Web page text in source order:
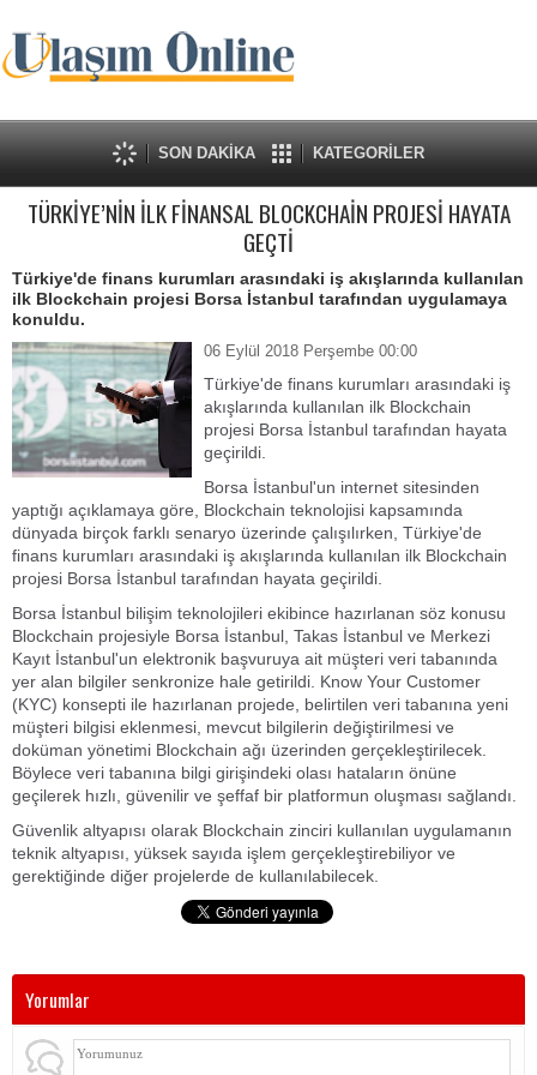
SON DAKİKA KATEGORİLER
TÜRKİYE’NİN İLK FİNANSAL BLOCKCHAİN PROJESİ HAYATA
GEÇTİ
Türkiye'de finans kurumları arasındaki iş akışlarında kullanılan
ilk Blockchain projesi Borsa İstanbul tarafından uygulamaya
konuldu.
06 Eylül 2018 Perşembe 00:00
Türkiye'de finans kurumları arasındaki iş
akışlarında kullanılan ilk Blockchain
projesi Borsa İstanbul tarafından hayata
geçirildi.
Borsa İstanbul'un internet sitesinden
yaptığı açıklamaya göre, Blockchain teknolojisi kapsamında
dünyada birçok farklı senaryo üzerinde çalışılırken, Türkiye'de
finans kurumları arasındaki iş akışlarında kullanılan ilk Blockchain
projesi Borsa İstanbul tarafından hayata geçirildi.
Borsa İstanbul bilişim teknolojileri ekibince hazırlanan söz konusu
Blockchain projesiyle Borsa İstanbul, Takas İstanbul ve Merkezi
Kayıt İstanbul'un elektronik başvuruya ait müşteri veri tabanında
yer alan bilgiler senkronize hale getirildi. Know Your Customer
(KYC) konsepti ile hazırlanan projede, belirtilen veri tabanına yeni
müşteri bilgisi eklenmesi, mevcut bilgilerin değiştirilmesi ve
doküman yönetimi Blockchain ağı üzerinden gerçekleştirilecek.
Böylece veri tabanına bilgi girişindeki olası hataların önüne
geçilerek hızlı, güvenilir ve şeffaf bir platformun oluşması sağlandı.
Güvenlik altyapısı olarak Blockchain zinciri kullanılan uygulamanın
teknik altyapısı, yüksek sayıda işlem gerçekleştirebiliyor ve
gerektiğinde diğer projelerde de kullanılabilecek.
Yorumlar